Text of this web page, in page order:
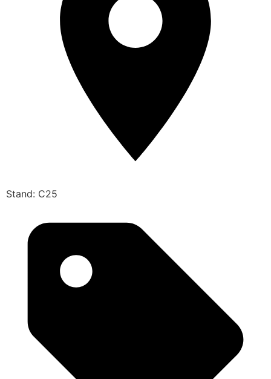
Stand: C25